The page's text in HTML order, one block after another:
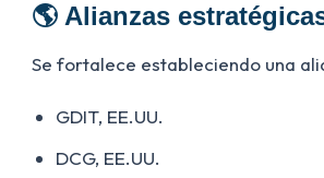
🌎 Alianzas
Se fortalece estableciendo una
GDIT, EE.UU.
DCG, EE.UU.